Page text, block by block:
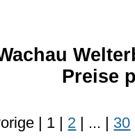
Preise
| 1 | 2 | ... | 30